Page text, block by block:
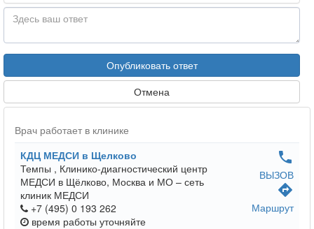
Опубликовать ответ
Отмена
Врач работает в клинике
КДЦ МЕДСИ в Щелково
Темпы , Клинико-диагностический центр
МЕДСИ в Щёлково, Москва и МО – сеть
клиник МЕДСИ
+7 (495) 0 193 262
время работы уточняйте
phone
ВЫЗОВ
directions
Маршрут